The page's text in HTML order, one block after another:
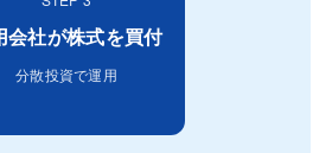
会社が株式を買付
分散投資で運用